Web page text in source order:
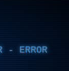
- ERROR